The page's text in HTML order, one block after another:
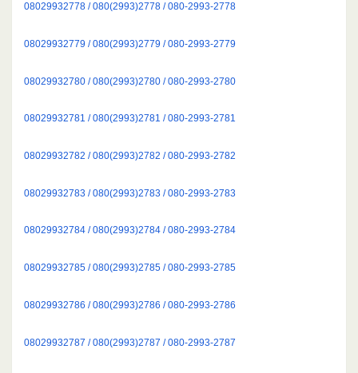
08029932778 / 080(2993)2778 / 080-2993-2778
08029932779 / 080(2993)2779 / 080-2993-2779
08029932780 / 080(2993)2780 / 080-2993-2780
08029932781 / 080(2993)2781 / 080-2993-2781
08029932782 / 080(2993)2782 / 080-2993-2782
08029932783 / 080(2993)2783 / 080-2993-2783
08029932784 / 080(2993)2784 / 080-2993-2784
08029932785 / 080(2993)2785 / 080-2993-2785
08029932786 / 080(2993)2786 / 080-2993-2786
08029932787 / 080(2993)2787 / 080-2993-2787